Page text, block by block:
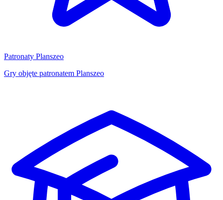
Patronaty Planszeo
Gry objęte patronatem Planszeo